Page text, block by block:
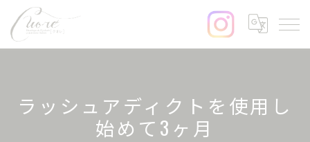
ラッシュアディクトを使用し
始めて3ヶ月